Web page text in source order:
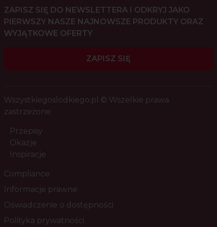
ZAPISZ SIĘ DO NEWSLETTERA I ODKRYJ JAKO
PIERWSZY NASZE NAJNOWSZE PRODUKTY ORAZ
WYJĄTKOWE OFERTY
ZAPISZ SIĘ
Wszystkiegoslodkiego.pl © Wszelkie prawa
zastrzeżone
Przepisy
Okazje
Inspiracje
Compliance
Informacje prawne
Oświadczenie o dostępności
Polityka prywatności